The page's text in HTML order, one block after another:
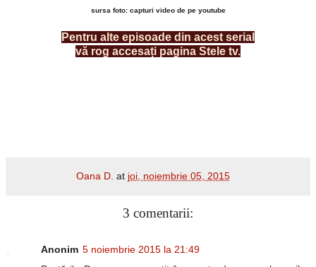
sursa foto: capturi video de pe youtube
Pentru alte episoade din acest serial
vă rog accesați pagina Stele tv.
Oana D. at joi, noiembrie 05, 2015
3 comentarii:
Anonim 5 noiembrie 2015 la 21:49